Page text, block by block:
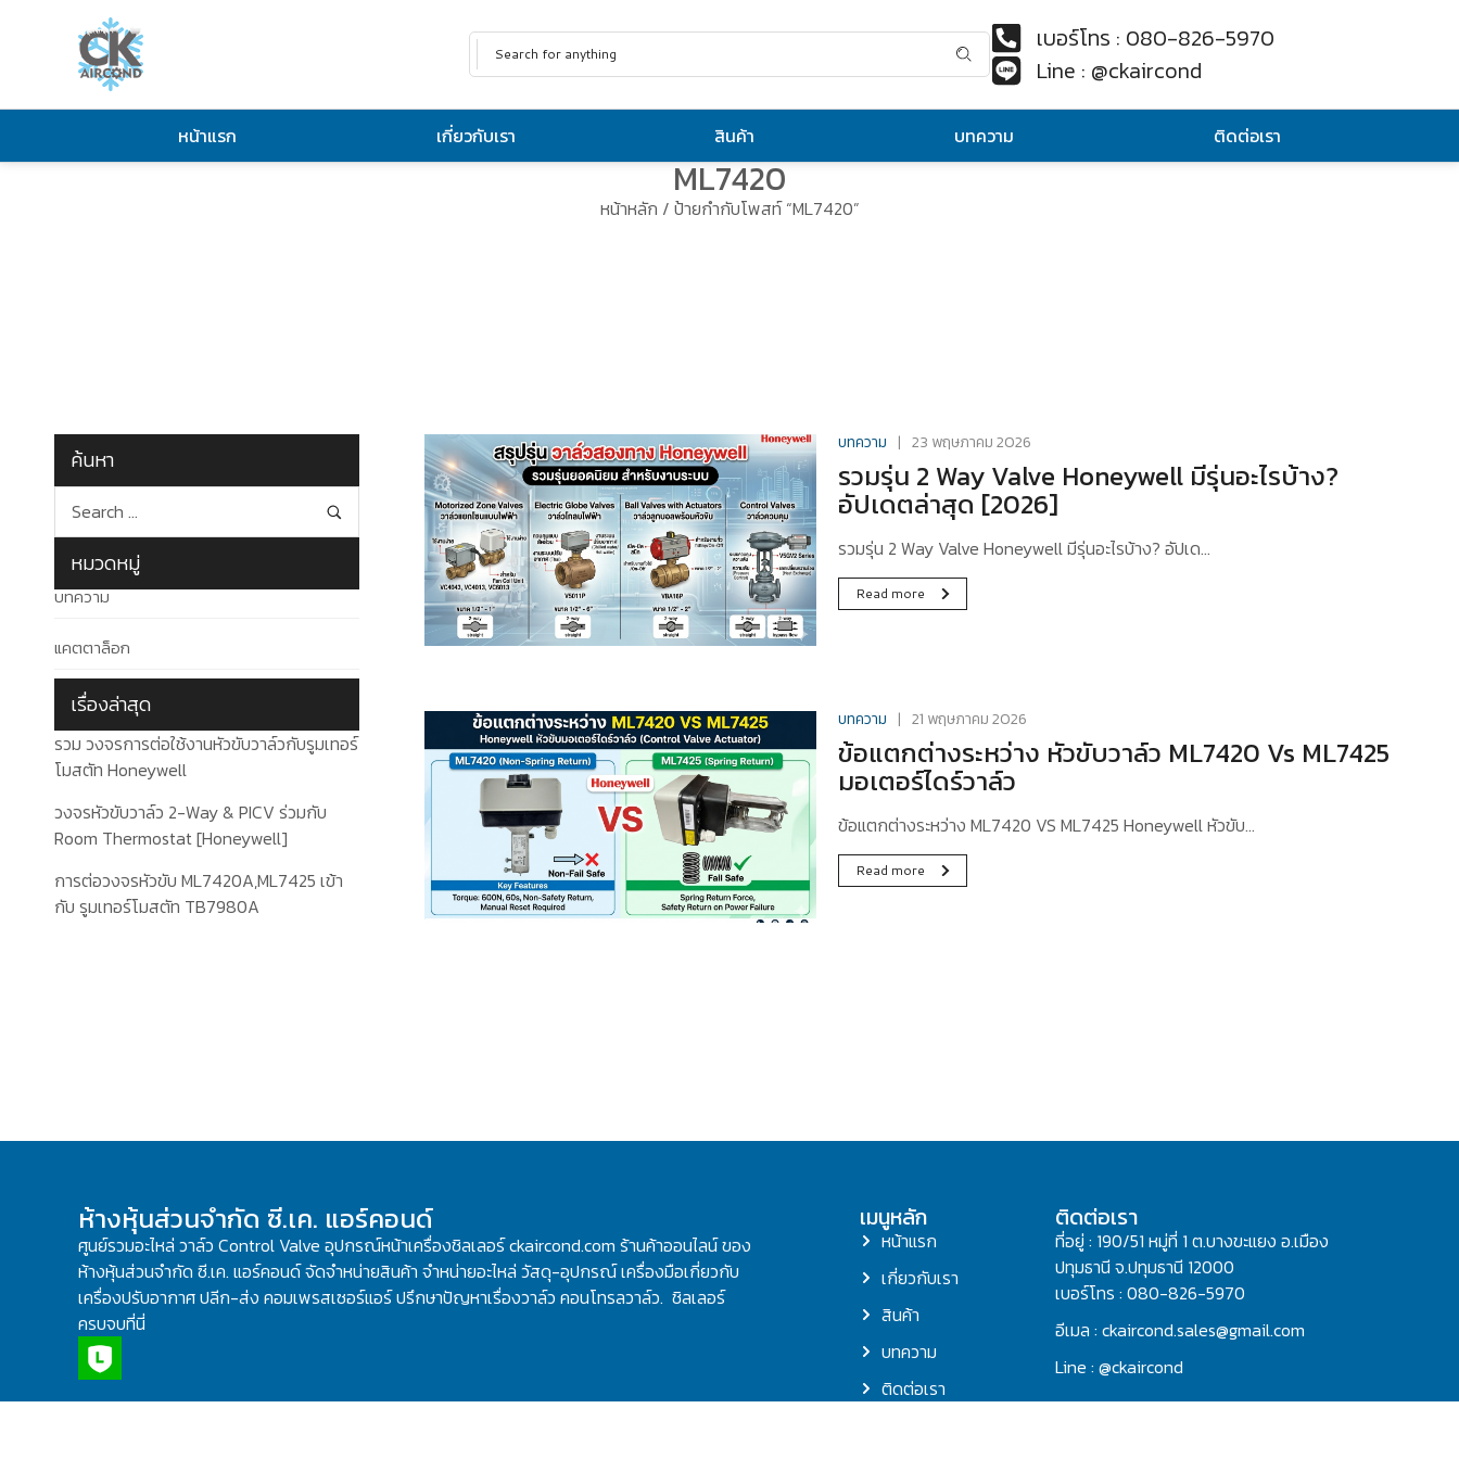
เบอร์โทร : 080-826-5970
Line : @ckaircond
หน้าแรก เกี่ยวกับเรา สินค้า บทความ ติดต่อเรา
ML7420
หน้าหลัก / ป้ายกำกับโพสท์ “ML7420”
ค้นหา
หมวดหมู่
บทความ
แคตตาล็อก
เรื่องล่าสุด
รวม วงจรการต่อใช้งานหัวขับวาล์วกับรูมเทอร์
โมสตัท Honeywell
วงจรหัวขับวาล์ว 2-Way & PICV ร่วมกับ
Room Thermostat [Honeywell]
การต่อวงจรหัวขับ ML7420A,ML7425 เข้า
กับ รูมเทอร์โมสตัท TB7980A
บทความ 23 พฤษภาคม 2026
รวมรุ่น 2 Way Valve Honeywell มีรุ่นอะไรบ้าง?
อัปเดตล่าสุด [2026]
รวมรุ่น 2 Way Valve Honeywell มีรุ่นอะไรบ้าง? อัปเด…
Read more
บทความ 21 พฤษภาคม 2026
ข้อแตกต่างระหว่าง หัวขับวาล์ว ML7420 Vs ML7425
มอเตอร์ไดร์วาล์ว
ข้อแตกต่างระหว่าง ML7420 VS ML7425 Honeywell หัวขับ…
Read more
ห้างหุ้นส่วนจำกัด ซี.เค. แอร์คอนด์
ศูนย์รวมอะไหล่ วาล์ว Control Valve อุปกรณ์หน้าเครื่องชิลเลอร์ ckaircond.com ร้านค้าออนไลน์ ของ
ห้างหุ้นส่วนจำกัด ซี.เค. แอร์คอนด์ จัดจำหน่ายสินค้า จำหน่ายอะไหล่ วัสดุ-อุปกรณ์ เครื่องมือเกี่ยวกับ
เครื่องปรับอากาศ ปลีก-ส่ง คอมเพรสเซอร์แอร์ ปรึกษาปัญหาเรื่องวาล์ว คอนโทรลวาล์ว. ชิลเลอร์
ครบจบที่นี่
เมนูหลัก
หน้าแรก
เกี่ยวกับเรา
สินค้า
บทความ
ติดต่อเรา
ติดต่อเรา
ที่อยู่ : 190/51 หมู่ที่ 1 ต.บางขะแยง อ.เมือง
ปทุมธานี จ.ปทุมธานี 12000
เบอร์โทร : 080-826-5970
อีเมล : ckaircond.sales@gmail.com
Line : @ckaircond